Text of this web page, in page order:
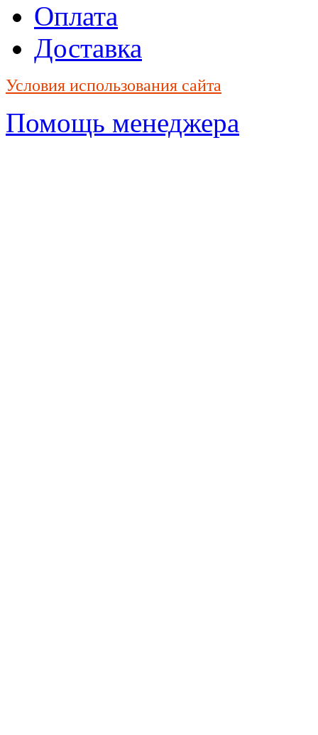
Оплата
Доставка
Условия использования сайта
Помощь менеджера